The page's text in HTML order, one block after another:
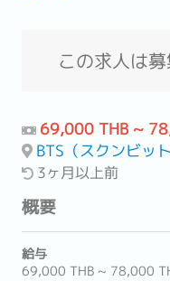
この求人は
69,000 THB ~
BTS（スクンビッ
3ヶ月以上前
概要
給与
69,000 THB ~ 78,000